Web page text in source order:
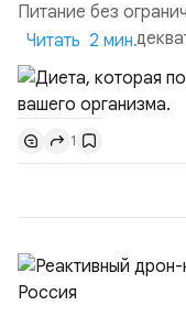
Питание без
прихоть, чем
помощью
избавиться от
пищеварительного
спиной и головной
преддиабетное
Читать 2 мин.
1